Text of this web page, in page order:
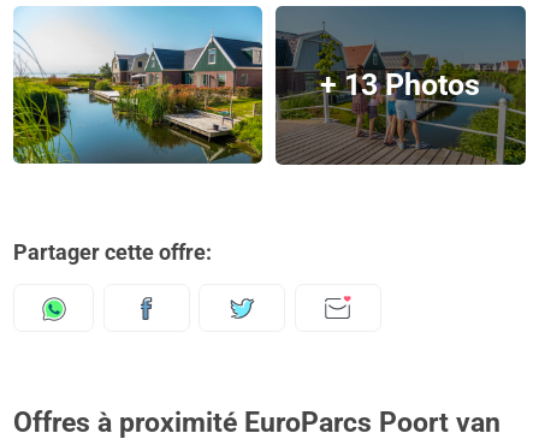
+ 13 Photos
Partager cette offre:
Offres à proximité EuroParcs Poort van